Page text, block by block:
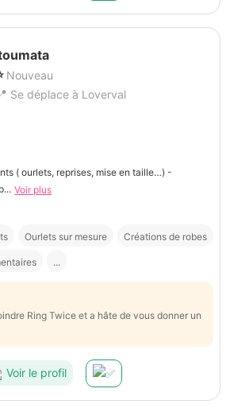
Nouveau
Se déplace à Loverval
( ourlets, reprises, mise en taille…) -
Voir plus
Ourlets sur mesure Créations de robes
...
Ring Twice et a hâte de vous donner un
Voir le profil